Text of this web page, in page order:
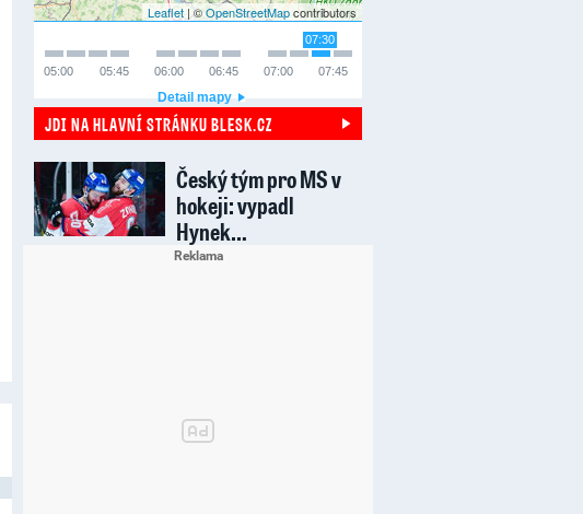
Leaflet | ©OpenStreetMapcontributors
07:30
07:45
07:00
06:45
06:00
05:45
05:00
Detail mapy
JDI NA HLAVNÍ STRÁNKU BLESK.CZ
Český tým pro MS v
hokeji: vypadl
Hynek…